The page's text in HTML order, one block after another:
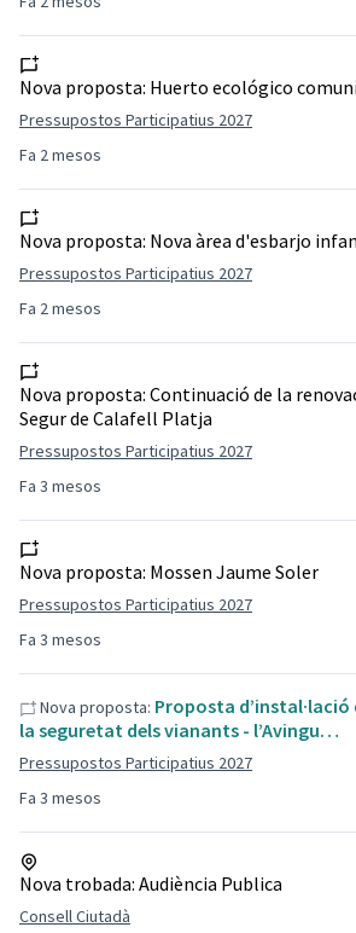
Fa 2 mesos
Nova proposta: Huerto ecológico
Pressupostos Participatius 2027
Fa 2 mesos
Nova proposta: Nova àrea d'esbarjo
Pressupostos Participatius 2027
Fa 3 mesos
Nova proposta: Continuació de la
Segur de Calafell Platja
Pressupostos Participatius 2027
Fa 3 mesos
Nova proposta: Mossen Jaume Soler
Pressupostos Participatius 2027
Fa 3 mesos
Nova proposta: Proposta d’instal·lació
la seguretat dels vianants - l’Avingu…
Pressupostos Participatius 2027
Nova trobada: Audiència Publica
Consell Ciutadà